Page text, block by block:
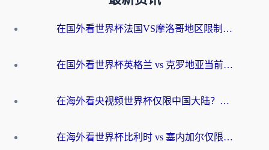
在国外看世界杯法国VS摩洛哥地区限制？这篇指南让你流畅看中文解说无压力
在国外看世界杯英格兰 vs 克罗地亚当前地区不可播放？这篇指南帮你搞定所有海外观赛难题
在海外看央视频世界杯仅限中国大陆？这篇指南帮你解锁中文解说+无卡顿直播
在海外看世界杯比利时 vs 塞内加尔仅限中国大陆？我找到了最流畅的中文解说之路